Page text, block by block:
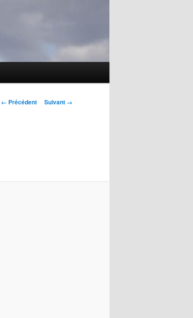
Navigation
← Précédent Suivant →